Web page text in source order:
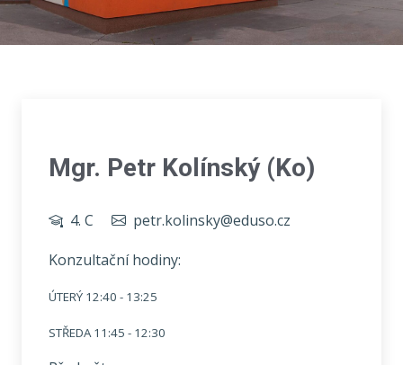
Mgr. Petr Kolínský (Ko)
4. C
petr.kolinsky@eduso.cz
Konzultační hodiny:
ÚTERÝ 12:40 - 13:25
STŘEDA 11:45 - 12:30